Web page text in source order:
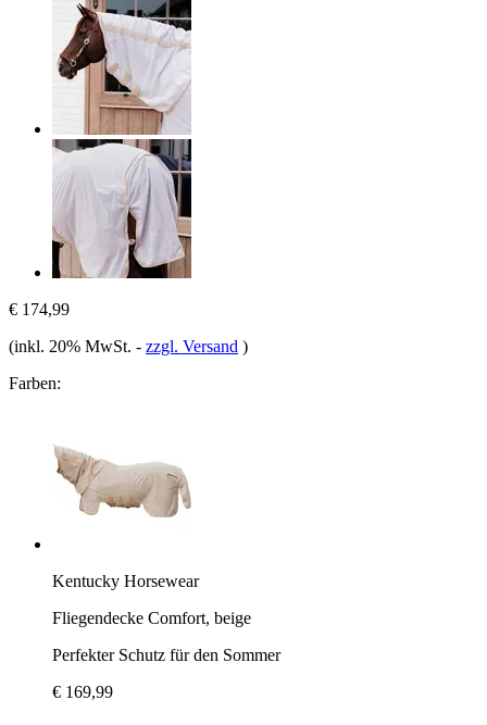
€ 174,99
(inkl. 20% MwSt. - zzgl. Versand )
Farben:
Kentucky Horsewear
Fliegendecke Comfort, beige
Perfekter Schutz für den Sommer
€ 169,99